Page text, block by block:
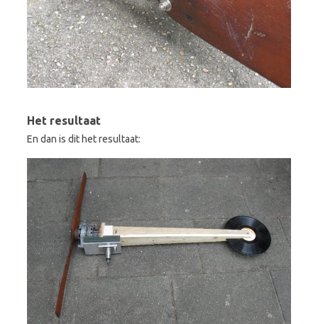
Het resultaat
En dan is dit het resultaat: